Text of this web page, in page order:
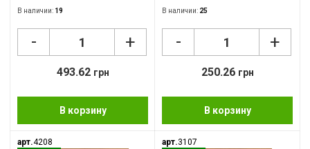
В наличии: 19
- +
493.62 грн
В корзину
В наличии: 25
- +
250.26 грн
В корзину
арт.4208
арт.3107